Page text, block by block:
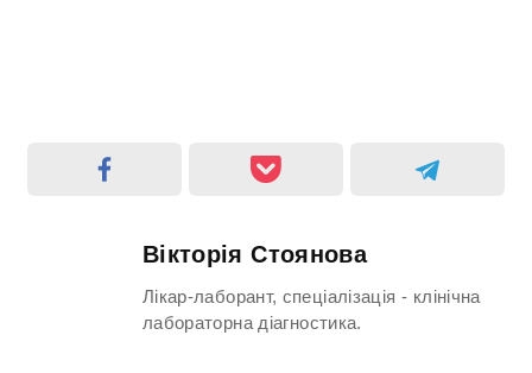
Вікторія Стоянова
Лікар-лаборант, спеціалізація - клінічна
лабораторна діагностика.